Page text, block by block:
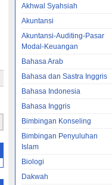
Akhwal Syahsiah
Akuntansi
Akuntansi-Auditing-Pasar
Modal-Keuangan
Bahasa Arab
Bahasa dan Sastra Inggris
Bahasa Indonesia
Bahasa Inggris
Bimbingan Konseling
Bimbingan Penyuluhan
Islam
Biologi
Dakwah